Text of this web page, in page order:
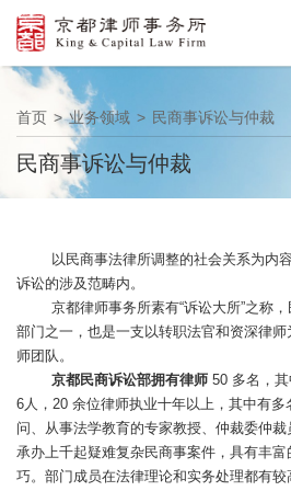
En
首页 > 业务领域 > 民商事诉讼与仲裁
民商事诉讼与仲裁
以民商事法律所调整的社会关系为内
诉讼的涉及范畴内。
京都律师事务所素有“诉讼大所”之称
部门之一，也是一支以转职法官和资深律师
师团队。
京都民商诉讼部拥有律师 50 多名，
6人，20 余位律师执业十年以上，其中有
问、从事法学教育的专家教授、仲裁委仲
承办上千起疑难复杂民商事案件，具有丰
巧。部门成员在法律理论和实务处理都有